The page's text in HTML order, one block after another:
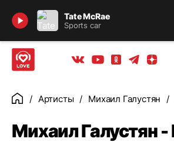
Tate McRae
Sports car
Найти
Вконтакте
YoutubeОдноклассники
Телеграм
ГлавнаяАртисты Михаил Галустян
Михаил Галустян